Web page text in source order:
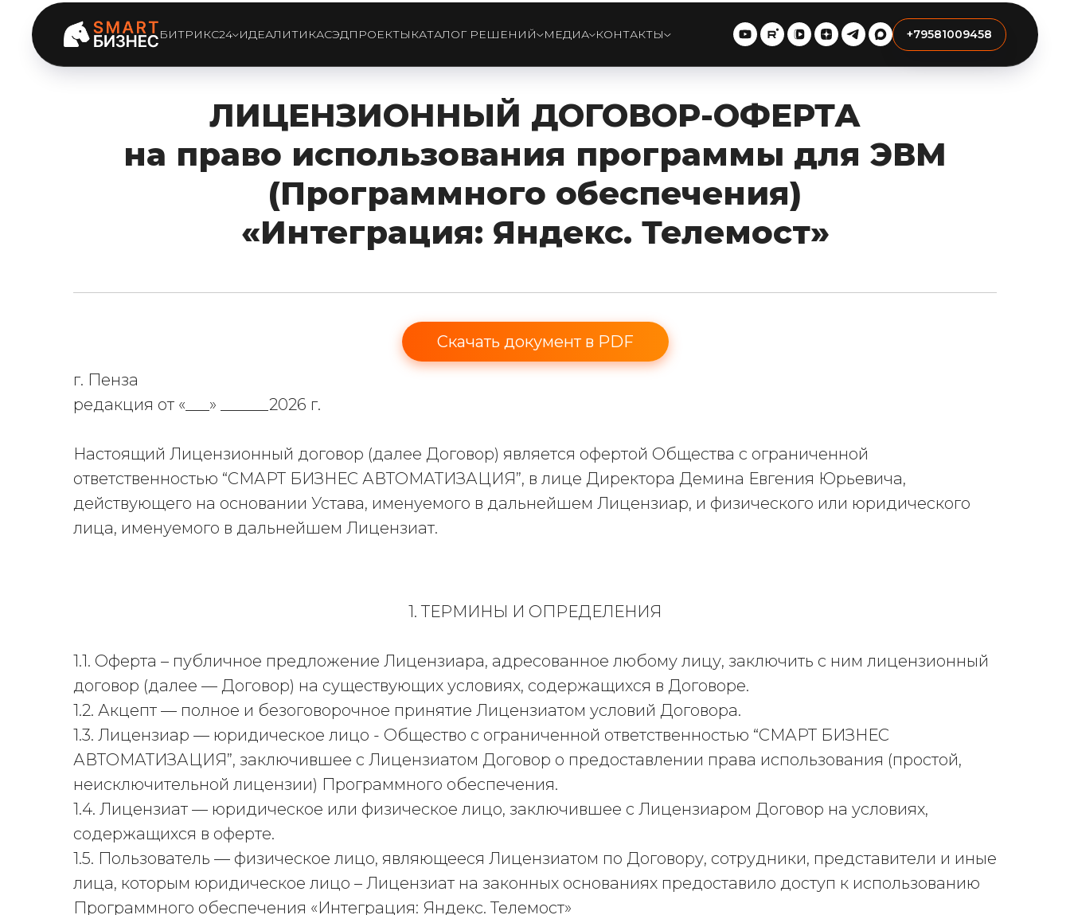
БИТРИКС24 ИДЕАЛИТИКАСЭДПРОЕКТЫ КАТАЛОГ РЕШЕНИЙ МЕДИА КОНТАКТЫ +79581009458
ЛИЦЕНЗИОННЫЙ ДОГОВОР-ОФЕРТА
на право использования программы для ЭВМ
(Программного обеспечения)
«Интеграция: Яндекс. Телемост»
Скачать документ в PDF
г. Пенза
редакция от «___» ______2026 г.
Настоящий Лицензионный договор (далее Договор) является офертой Общества с ограниченной
ответственностью “СМАРТ БИЗНЕС АВТОМАТИЗАЦИЯ”, в лице Директора Демина Евгения Юрьевича,
действующего на основании Устава, именуемого в дальнейшем Лицензиар, и физического или юридического
лица, именуемого в дальнейшем Лицензиат.
1. ТЕРМИНЫ И ОПРЕДЕЛЕНИЯ
1.1. Оферта – публичное предложение Лицензиара, адресованное любому лицу, заключить с ним лицензионный
договор (далее — Договор) на существующих условиях, содержащихся в Договоре.
1.2. Акцепт — полное и безоговорочное принятие Лицензиатом условий Договора.
1.3. Лицензиар — юридическое лицо - Общество с ограниченной ответственностью “СМАРТ БИЗНЕС
АВТОМАТИЗАЦИЯ”, заключившее с Лицензиатом Договор о предоставлении права использования (простой,
неисключительной лицензии) Программного обеспечения.
1.4. Лицензиат — юридическое или физическое лицо, заключившее с Лицензиаром Договор на условиях,
содержащихся в оферте.
1.5. Пользователь — физическое лицо, являющееся Лицензиатом по Договору, сотрудники, представители и иные
лица, которым юридическое лицо – Лицензиат на законных основаниях предоставило доступ к использованию
Программного обеспечения «Интеграция: Яндекс. Телемост»